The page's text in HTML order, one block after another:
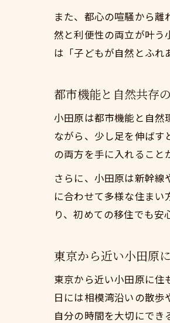
また、都心の喧騒から
然と利便性の両立が叶う
は「子どもが自然とふ
都市機能と自然共存
小田原は都市機能と自然
ながら、少し足を伸ば
の両方を手に入れること
さらに、小田原は新幹
に合わせて多様な住ま
り、初めての移住でも安
東京から近い小田原
東京から近い小田原に
日には相模湾沿いの散
自分の時間を大切にでき